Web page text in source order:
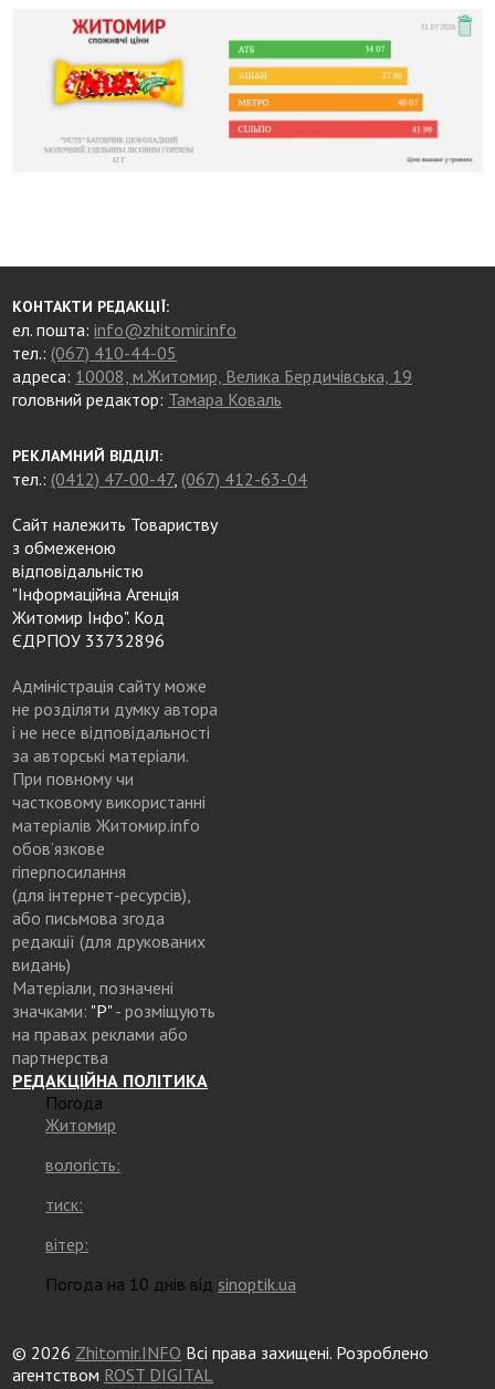
КОНТАКТИ РЕДАКЦІЇ:
ел. пошта:info@zhitomir.info
тел.: (067) 410-44-05
адреса: 10008, м.Житомир, Велика Бердичівська, 19
головний редактор: Тамара Коваль
РЕКЛАМНИЙ ВІДДІЛ:
тел.: (0412) 47-00-47, (067) 412-63-04
Сайт належить Товариству
з обмеженою
відповідальністю
"Інформаційна Агенція
Житомир Інфо". Код
ЄДРПОУ 33732896
Адміністрація сайту може
не розділяти думку автора
і не несе відповідальності
за авторські матеріали.
При повному чи
частковому використанні
матеріалів Житомир.info
обов’язкове
гіперпосилання
(для інтернет-ресурсів),
або письмова згода
редакції (для друкованих
видань)
Матеріали, позначені
значками: "Р"- розміщують
на правах реклами або
партнерства
РЕДАКЦІЙНА ПОЛІТИКА
Погода
Житомир
вологість:
тиск:
вітер:
Погода на 10 днів відsinoptik.ua
© 2026 Zhitomir.INFO Всі права захищені. Розроблено
агентством ROST DIGITAL